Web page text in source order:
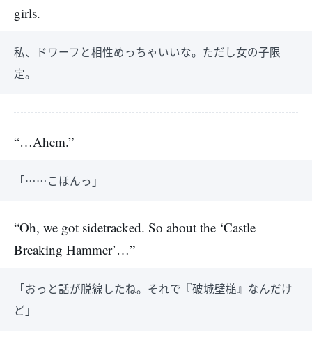
girls.
私、ドワーフと相性めっちゃいいな。ただし女の子限
定。
“…Ahem.”
「……こほんっ」
“Oh, we got sidetracked. So about the ‘Castle
Breaking Hammer’…”
「おっと話が脱線したね。それで『破城壁槌』なんだけ
ど」